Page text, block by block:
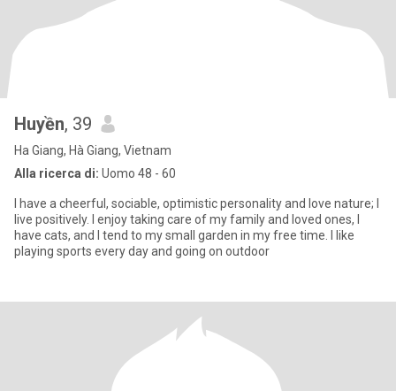
Huyền, 39
Ha Giang, Hà Giang, Vietnam
Alla ricerca di: Uomo 48 - 60
I have a cheerful, sociable, optimistic personality and love nature; I
live positively. I enjoy taking care of my family and loved ones, I
have cats, and I tend to my small garden in my free time. I like
playing sports every day and going on outdoor